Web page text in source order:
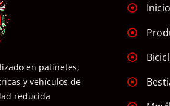
en patinetes,
y vehículos de
reducida
Inicio